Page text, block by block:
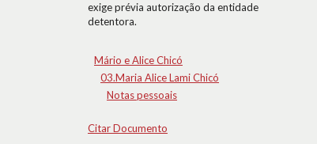
exige prévia autorização da entidade
detentora.
Mário e Alice Chicó
03.Maria Alice Lami Chicó
Notas pessoais
Citar Documento